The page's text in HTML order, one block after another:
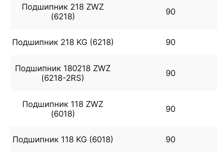
Подшипник 218 ZWZ
(6218)
90
Подшипник 218 KG (6218) 90
Подшипник 180218 ZWZ
(6218-2RS)
90
Подшипник 118 ZWZ
(6018)
90
Подшипник 118 KG (6018) 90